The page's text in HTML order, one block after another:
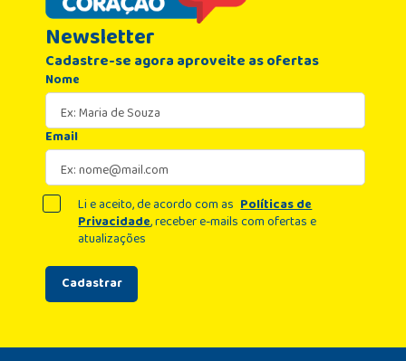
Newsletter
Cadastre-se agora aproveite as ofertas
Nome
Email
Cadastrar
Li e aceito, de acordo com as Políticas de
Privacidade, receber e-mails com ofertas e
atualizações